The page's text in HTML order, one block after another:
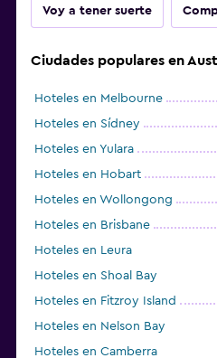
Voy a tener suerte
Ciudades populares en
Hoteles en Melbourne
Hoteles en Sídney
Hoteles en Yulara
Hoteles en Hobart
Hoteles en Wollongong
Hoteles en Brisbane
Hoteles en Leura
Hoteles en Shoal Bay
Hoteles en Fitzroy Island
Hoteles en Nelson Bay
Hoteles en Camberra